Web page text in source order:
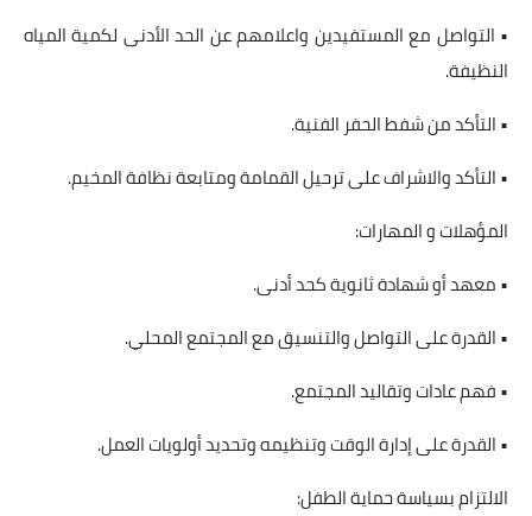
• التواصل مع المستفيدين واعلامهم عن الحد الأدنى لكمية المياه
النظيفة.
• التأكد من شفط الحفر الفنية.
• التأكد والاشراف على ترحيل القمامة ومتابعة نظافة المخيم.
المؤهلات و المهارات:
• معهد أو شهادة ثانوية كحد أدنى.
• القدرة على التواصل والتنسيق مع المجتمع المحلي.
• فهم عادات وتقاليد المجتمع.
• القدرة على إدارة الوقت وتنظيمه وتحديد أولويات العمل.
الالتزام بسياسة حماية الطفل: